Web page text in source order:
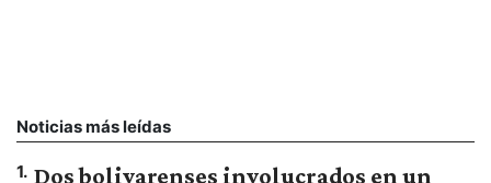
Noticias más leídas
1. Dos bolivarenses involucrados en un